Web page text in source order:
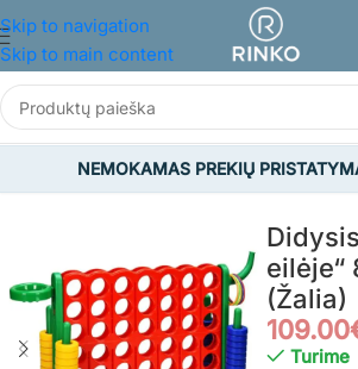
Skip to navigation
Skip to main content
NEMOKAMAS PREKIŲ
ŽAISLAI/Lauko žaislai/ Lauko
(Žalia)
109.00
Turime